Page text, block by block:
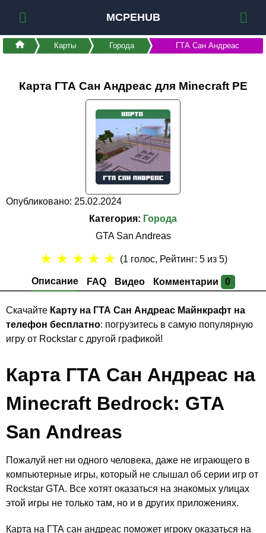
MCPEHUB
Карты Города ГТА Сан Андреас
Карта ГТА Сан Андреас для Minecraft PE
Опубликовано: 25.02.2024
Категория: Города
GTA San Andreas
Описание FAQ Видео Комментарии 0
★ ★ ★ ★ ★ (1 голос, Рейтинг:5 из 5)
Скачайте Карту на ГТА Сан Андреас Майнкрафт на
телефон бесплатно: погрузитесь в самую популярную
игру от Rockstar с другой графикой!
Карта ГТА Сан Андреас на
Minecraft Bedrock: GTA
San Andreas
Пожалуй нет ни одного человека, даже не играющего в
компьютерные игры, который не слышал об серии игр от
Rockstar GTA. Все хотят оказаться на знакомых улицах
этой игры не только там, но и в других приложениях.
Карта на ГТА сан андреас поможет игроку оказаться на